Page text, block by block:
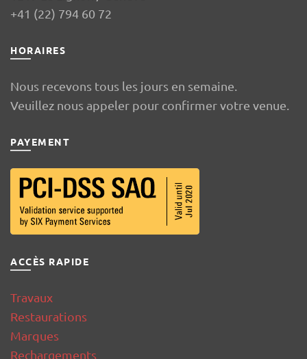
+41 (22) 794 60 72
HORAIRES
Nous recevons tous les jours en semaine.
Veuillez nous appeler pour confirmer votre venue.
PAYEMENT
ACCÈS RAPIDE
Travaux
Restaurations
Marques
Rechargements